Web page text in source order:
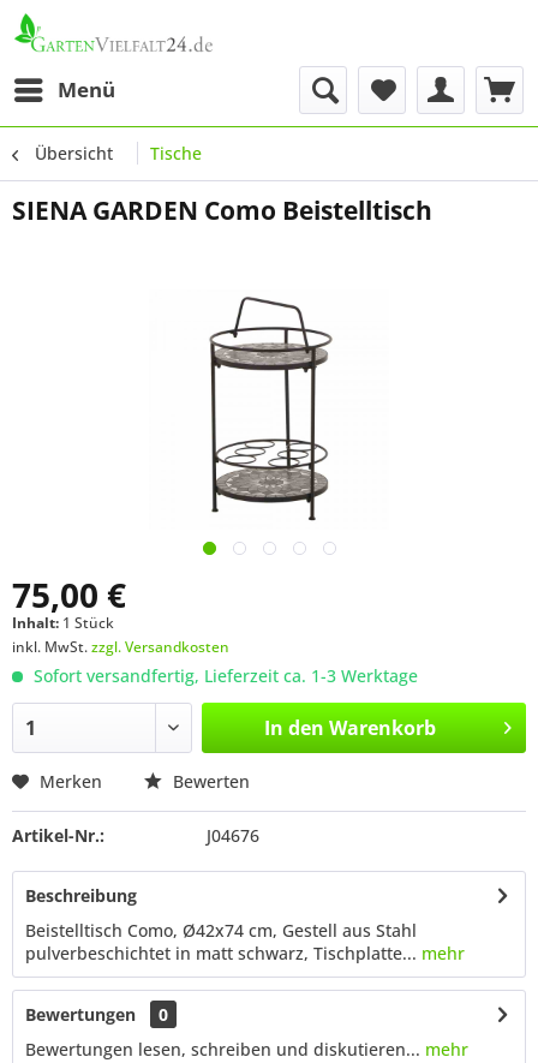
Menü
Übersicht Tische
SIENA GARDEN Como Beistelltisch
75,00 €
Inhalt: 1 Stück
inkl. MwSt.zzgl. Versandkosten
Sofort versandfertig, Lieferzeit ca. 1-3 Werktage
In den Warenkorb
Merken Bewerten
Artikel-Nr.: J04676
Beschreibung
Beistelltisch Como, Ø42x74 cm, Gestell aus Stahl
pulverbeschichtet in matt schwarz, Tischplatte... mehr
Bewertungen
0
Bewertungen lesen, schreiben und diskutieren... mehr